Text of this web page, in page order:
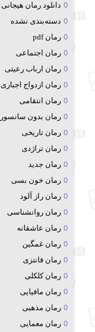
دانلود رمان هیجانی
دسته‌بندی نشده
رمان pdf
رمان اجتماعی
رمان ارباب رعیتی
رمان ازدواج اجباری
رمان انتقامی
رمان بدون سانسور
رمان تاریخی
رمان تراژدی
رمان جدید
رمان خون بسی
رمان راز آلود
رمان روانشناسی
رمان عاشقانه
رمان غمگین
رمان فانتزی
رمان کلکلی
رمان مافیایی
رمان مذهبی
رمان معمایی